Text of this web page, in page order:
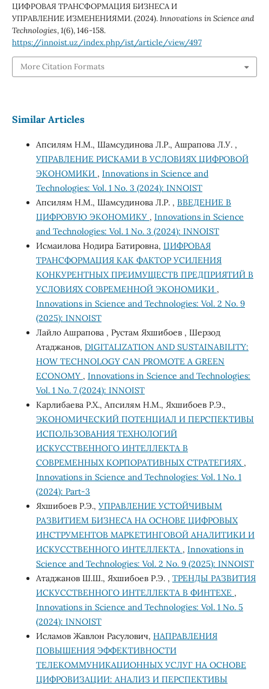
ЦИФРОВАЯ ТРАНСФОРМАЦИЯ БИЗНЕСА И
УПРАВЛЕНИЕ ИЗМЕНЕНИЯМИ. (2024).Innovations in Science and
Technologies,1(6), 146-158.
https://innoist.uz/index.php/ist/article/view/497
More Citation Formats
Similar Articles
Апсилям Н.М., Шамсудинова Л.Р., Ашрапова Л.У. ,
УПРАВЛЕНИЕ РИСКАМИ В УСЛОВИЯХ ЦИФРОВОЙ
ЭКОНОМИКИ , Innovations in Science and
Technologies: Vol. 1 No. 3 (2024): INNOIST
Апсилям Н.М., Шамсудинова Л.Р. , ВВЕДЕНИЕ В
ЦИФРОВУЮ ЭКОНОМИКУ , Innovations in Science
and Technologies: Vol. 1 No. 3 (2024): INNOIST
Исмаилова Нодира Батировна, ЦИФРОВАЯ
ТРАНСФОРМАЦИЯ КАК ФАКТОР УСИЛЕНИЯ
КОНКУРЕНТНЫХ ПРЕИМУЩЕСТВ ПРЕДПРИЯТИЙ В
УСЛОВИЯХ СОВРЕМЕННОЙ ЭКОНОМИКИ ,
Innovations in Science and Technologies: Vol. 2 No. 9
(2025): INNOIST
Лайло Ашрапова , Рустам Яхшибоев , Шерзод
Атаджанов, DIGITALIZATION AND SUSTAINABILITY:
HOW TECHNOLOGY CAN PROMOTE A GREEN
ECONOMY , Innovations in Science and Technologies:
Vol. 1 No. 7 (2024): INNOIST
Карлибаева Р.Х., Апсилям Н.М., Яхшибоев Р.Э.,
ЭКОНОМИЧЕСКИЙ ПОТЕНЦИАЛ И ПЕРСПЕКТИВЫ
ИСПОЛЬЗОВАНИЯ ТЕХНОЛОГИЙ
ИСКУССТВЕННОГО ИНТЕЛЛЕКТА В
СОВРЕМЕННЫХ КОРПОРАТИВНЫХ СТРАТЕГИЯХ ,
Innovations in Science and Technologies: Vol. 1 No. 1
(2024): Part-3
Яхшибоев Р.Э., УПРАВЛЕНИЕ УСТОЙЧИВЫМ
РАЗВИТИЕМ БИЗНЕСА НА ОСНОВЕ ЦИФРОВЫХ
ИНСТРУМЕНТОВ МАРКЕТИНГОВОЙ АНАЛИТИКИ И
ИСКУССТВЕННОГО ИНТЕЛЛЕКТА , Innovations in
Science and Technologies: Vol. 2 No. 9 (2025): INNOIST
Атаджанов Ш.Ш., Яхшибоев Р.Э. , ТРЕНДЫ РАЗВИТИЯ
ИСКУССТВЕННОГО ИНТЕЛЛЕКТА В ФИНТЕХЕ ,
Innovations in Science and Technologies: Vol. 1 No. 5
(2024): INNOIST
Исламов Жавлон Расулович, НАПРАВЛЕНИЯ
ПОВЫШЕНИЯ ЭФФЕКТИВНОСТИ
ТЕЛЕКОММУНИКАЦИОННЫХ УСЛУГ НА ОСНОВЕ
ЦИФРОВИЗАЦИИ: АНАЛИЗ И ПЕРСПЕКТИВЫ